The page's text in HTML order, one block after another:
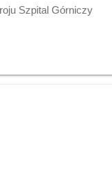
Szpital Górniczy